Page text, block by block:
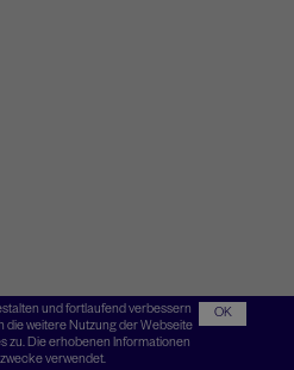
und fortlaufend verbessern
die weitere Nutzung der Webseite
zu. Die erhobenen Informationen
verwendet.
OK